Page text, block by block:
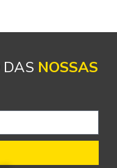
DAS NOSSAS